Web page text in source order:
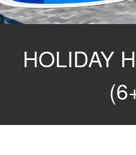
HOLIDAY